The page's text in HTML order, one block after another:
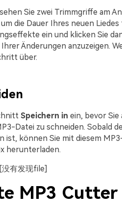
Sie zwei Trimmgriffe am
die Dauer Ihres neuen
ein und klicken Sie
Änderungen anzuzeigen.
über.
Speichern in ein, bevor Sie
Datei zu schneiden. Sobald
ist, können Sie mit diesem
herunterladen.
[没有发现file]
MP3